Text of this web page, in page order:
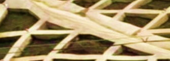
2
1
要求計測精度 1
３次元点群データ 1
2023.02.16
UgCSでUAV自動飛行